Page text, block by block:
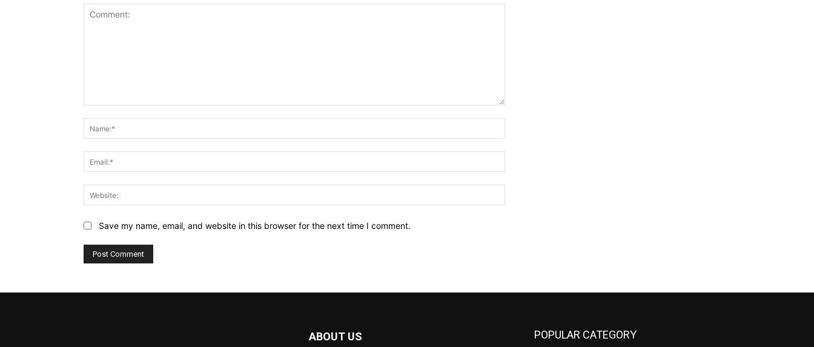
Save my name, email, and website in this browser for the next time I comment.
ABOUT US POPULAR CATEGORY